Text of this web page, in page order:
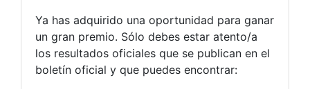
Ya has adquirido una oportunidad para ganar
un gran premio. Sólo debes estar atento/a
los resultados oficiales que se publican en el
boletín oficial y que puedes encontrar: